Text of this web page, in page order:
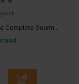
Complete Gourm...